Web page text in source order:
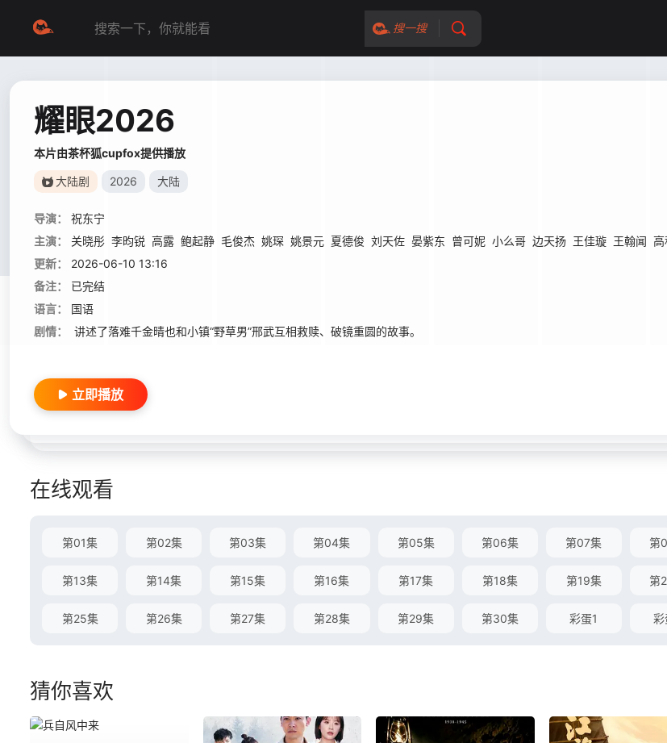
搜一搜
耀眼2026
本片由茶杯狐cupfox提供播放
大陆剧 2026 大陆
导演：
祝东宁
主演：
关晓彤 李昀锐 高露 鲍起静 毛俊杰 姚琛 姚景元 夏德俊 刘天佐 晏紫东 曾可妮 小么哥 边天扬 王佳璇 王翰闻 高
更新：
2026-06-10 13:16
备注：
已完结
语言：
国语
剧情：
讲述了落难千金晴也和小镇“野草男”邢武互相救赎、破镜重圆的故事。
立即播放
在线观看
第01集 第02集 第03集 第04集 第05集 第06集 第07集 第
第13集 第14集 第15集 第16集 第17集 第18集 第19集 第
第25集 第26集 第27集 第28集 第29集 第30集 彩蛋1 彩
猜你喜欢